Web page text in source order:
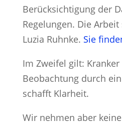
Berücksichtigung der
Regelungen. Die
Luzia Ruhnke. Sie
Im Zweifel gilt:
Beobachtung durch
schafft Klarheit.
Wir nehmen aber